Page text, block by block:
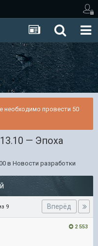
необходимо провести 50
— Эпоха
в Новости разработки
Вперёд
9
2 553